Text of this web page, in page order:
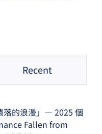
Recent
落的浪漫」— 2025 個
Fallen from